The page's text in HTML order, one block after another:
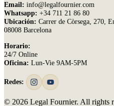
Email: info@legalfournier.com
Whatsapp: +34 711 21 86 80
Ubicación: Carrer de Còrsega, 270,
08008 Barcelona
Horario:
24/7 Online
Oficina: Lun-Vie 9AM-5PM
Redes:
© 2026 Legal Fournier. All rights